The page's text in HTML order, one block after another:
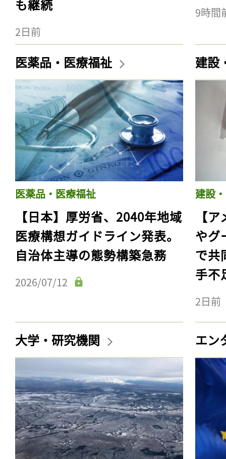
も継続
2日前
9時間
医薬品・医療福祉
医薬品・医療福祉
【日本】厚労省、2040年地域
医療構想ガイドライン発表。
自治体主導の態勢構築急務
2026/07/12
建設
建設
【
やグ
で共
手不
2日前
大学・研究機関 エン